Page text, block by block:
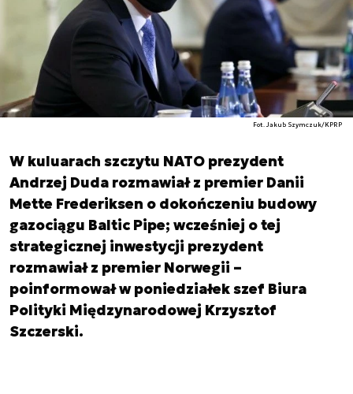
Fot. Jakub Szymczuk/KPRP
W kuluarach szczytu NATO prezydent
Andrzej Duda rozmawiał z premier Danii
Mette Frederiksen o dokończeniu budowy
gazociągu Baltic Pipe; wcześniej o tej
strategicznej inwestycji prezydent
rozmawiał z premier Norwegii –
poinformował w poniedziałek szef Biura
Polityki Międzynarodowej Krzysztof
Szczerski.